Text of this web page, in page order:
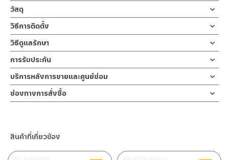
ก๊อกซิงค์ผสมล้างจาน ก็อกผสม สำหรับน้ำร้อน-น้ำเย็น ติดตั้งแบบ 2
ท่อ ผลิตจากทองเหลืองชุบโครเมียม มาพร้อมสายน้ำดี ขนาดความ
ยาว 45 ซม จำนวน 2 เส้น ก้านเปิด-ปิดแบบหมุน ตัวล๊อคแบบเป็นทอง
เหลืองออกแบบสไตล์ร่วมสมัย รับประกันวาล์วน้ำไม่รั่วซึมตลอดอายุ
การใช้งาน
ก๊อกซิงค์ผสมล้างจาน ก็อกผสม สำหรับน้ำร้อน-น้ำเย็น ติดตั้งแบบ 2 ท่อ
ออกแบบงวงก๊อกให้เป็นทรงโค้งสูง สามารถปรับสวิง ซ้าย-ขวา ได้ ทำให้
การล้างจานนั้นง่ายขึ้น สะดวกต่อการใช้งานในห้องครัว เพื่อการล้าง
สิ่งของหรือภาชนะเป็นเรื่องง่ายและสะดวกมากยิ่งขึ้น การติดตั้งก็ง่าย
วัสดุ
ตัวก๊อก
ผลิตจากทองเหลือง แข็งแรงทนทาน ต้านการกัดกร่อน
วิธีการติดตั้ง
ข้อแนะนำในการติดตั้ง
ฝักบัว และ ชุดสายฉีดชำระ
สำหรับการติดตั้งใหม่ ให้ไล่ฝุ่น เศษทราย เศษท่อ ออกจากท่อน้ำก่อนติด
ตั้งสินค้า โดยปล่อยน้ำให้ไหลออกจากท่อนาน 1 นาที
เพื่อให้แรงน้ำพัดพาเศษละอองต่างๆ ออกจากท่อน้ำ มิเช่นนั้นสิ่งสกปรก
จะเข้าไปภายในสินค้าและสร้างความเสียหายได้
หากตรวจพบเศษละอองต่างๆในสินค้า จะไม่อยู่ในเงื่อนไขการรับประกัน
วิธีดูแลรักษา
คำแนะนำในการดูแลรักษาผลิตภัณฑ์
1. ไม่ทำสินค้าให้เกิดความเสียหายอื่น ๆ นอกจากการใช้งานปกติ เช่นไม่
ทำตก ไม่งัดหรือโยกสินค้าแรงๆ
2. ทำความสะอาดสินค้าโดยการใช้ผ้านุ่มๆชุบน้ำหมาดๆแล้วเช็ดให้แห้ง
3. ห้ามใช้สารเคมีที่มีฤทธิ์เป็นกรด ในการทำความสะอาด เนื่องจากผิว
บนตัวสินค้า ซึ่งจะสร้างความเสียหายให้เกิดขึ้นกับผิวของสินค้าได้
การรับประกัน
รับประกันวาล์วน้ำไม่รั่วซึม 10 ปี
บริการหลังการขายและศูนย์ซ่อม
ช่องทางออนไลน์
– Email: contact@charnpaiboon.com
ช่องทางการสั่งซื้อ
– Shopee
–Lazada
สินค้าที่เกี่ยวข้อง